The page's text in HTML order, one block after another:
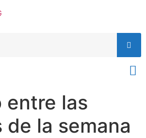
entre las
de la semana